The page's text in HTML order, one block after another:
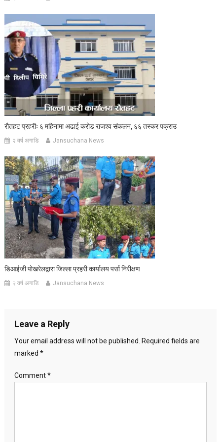
रौतहट प्रहरीः ६ महिनामा अढाई करोड राजश्व संकलन, ६६ तस्कर पक्राउ
२ वर्ष अगाडि Jansuchana News
डिआईजी पोखरेलद्वारा जिल्ला प्रहरी कार्यालय पर्सा निरीक्षण
२ वर्ष अगाडि Jansuchana News
Leave a Reply
Your email address will not be published.
Required fields are
marked *
Comment*